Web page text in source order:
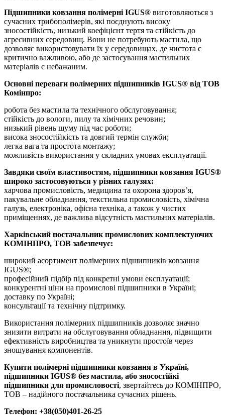
Підшипники ковзання полімерні IGUS® виготовляються з
сучасних трибополімерів, які поєднують високу
зносостійкість, низький коефіцієнт тертя та стійкість до
агресивних середовищ. Вони не потребують мастила, що
дозволяє використовувати їх у середовищах, де чистота є
критично важливою, або де застосування мастильних
матеріалів є небажаним.
Основні переваги полімерних підшипників IGUS® від ТОВ
Комінпро:
робота без мастила та технічного обслуговування;
стійкість до вологи, пилу та хімічних речовин;
низький рівень шуму під час роботи;
висока зносостійкість та довгий термін служби;
легка вага та простота монтажу;
можливість використання у складних умовах експлуатації.
Завдяки своїм властивостям, підшипники ковзання IGUS®
широко застосовуються у різних галузях:
харчова промисловість, медицина та охорона здоров’я,
пакувальне обладнання, текстильна промисловість, хімічна
галузь, електроніка, офісна техніка, а також у чистих
приміщеннях, де важлива відсутність мастильних матеріалів.
Харківський постачальник промислових комплектуючих
КОМІНПРО, ТОВ забезпечує:
широкий асортимент полімерних підшипників ковзання
IGUS®;
професійний підбір під конкретні умови експлуатації;
конкурентні ціни на промислові підшипники в Україні;
доставку по Україні;
консультації та технічну підтримку.
Використання полімерних підшипників дозволяє значно
знизити витрати на обслуговування обладнання, підвищити
ефективність виробництва та уникнути простоїв через
зношування компонентів.
Купити полімерні підшипники ковзання в Україні,
підшипники IGUS® без мастила, або зносостійкі
підшипники для промисловості, звертайтесь до КОМІНПРО,
ТОВ – надійного постачальника сучасних рішень.
Телефон: +38(050)401-26-25